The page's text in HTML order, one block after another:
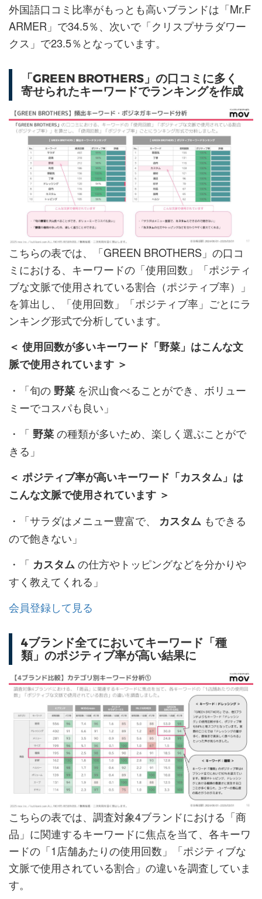
外国語口コミ比率がもっとも高いブランドは「Mr.F
ARMER」で34.5％、次いで「クリスプサラダワー
クス」で23.5％となっています。
「GREEN BROTHERS」の口コミに多く
寄せられたキーワードでランキングを作成
こちらの表では、「GREEN BROTHERS」の口コ
ミにおける、キーワードの「使用回数」「ポジティ
ブな文脈で使用されている割合（ポジティブ率）」
を算出し、「使用回数」「ポジティブ率」ごとにラ
ンキング形式で分析しています。
＜ 使用回数が多いキーワード「野菜」はこんな文
脈で使用されています ＞
・「旬の野菜 を沢山食べることができ、ボリュー
ミーでコスパも良い」
・「 野菜の種類が多いため、楽しく選ぶことがで
きる」
＜ ポジティブ率が高いキーワード「カスタム」は
こんな文脈で使用されています ＞
・「サラダはメニュー豊富で、 カスタム もできる
ので飽きない」
・「 カスタムの仕方やトッピングなどを分かりや
すく教えてくれる」
会員登録して見る
4ブランド全てにおいてキーワード「種
類」のポジティブ率が高い結果に
こちらの表では、調査対象4ブランドにおける「商
品」に関連するキーワードに焦点を当て、各キーワ
ードの「1店舗あたりの使用回数」「ポジティブな
文脈で使用されている割合」の違いを調査していま
す。